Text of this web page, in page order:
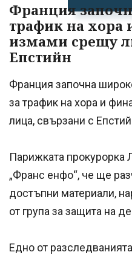
Франция
трафик на хора
измами срещу
Епстийн
Франция започна
за трафик на хора и
лица, свързани с
Парижката прокурорка
„Франс енфо“, че ще
достъпни материали,
от група за защита на
Едно от